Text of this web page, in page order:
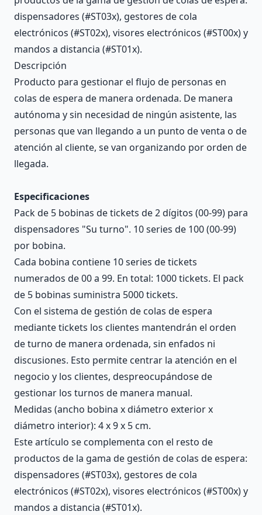
dispensadores (#ST03x), gestores de cola
electrónicos (#ST02x), visores electrónicos (#ST00x) y
mandos a distancia (#ST01x).
Descripción
Producto para gestionar el flujo de personas en
colas de espera de manera ordenada. De manera
autónoma y sin necesidad de ningún asistente, las
personas que van llegando a un punto de venta o de
atención al cliente, se van organizando por orden de
llegada.
Especificaciones
Pack de 5 bobinas de tickets de 2 dígitos (00-99) para
dispensadores "Su turno". 10 series de 100 (00-99)
por bobina.
Cada bobina contiene 10 series de tickets
numerados de 00 a 99. En total: 1000 tickets. El pack
de 5 bobinas suministra 5000 tickets.
Con el sistema de gestión de colas de espera
mediante tickets los clientes mantendrán el orden
de turno de manera ordenada, sin enfados ni
discusiones. Esto permite centrar la atención en el
negocio y los clientes, despreocupándose de
gestionar los turnos de manera manual.
Medidas (ancho bobina x diámetro exterior x
diámetro interior): 4 x 9 x 5 cm.
Este artículo se complementa con el resto de
productos de la gama de gestión de colas de espera:
dispensadores (#ST03x), gestores de cola
electrónicos (#ST02x), visores electrónicos (#ST00x) y
mandos a distancia (#ST01x).